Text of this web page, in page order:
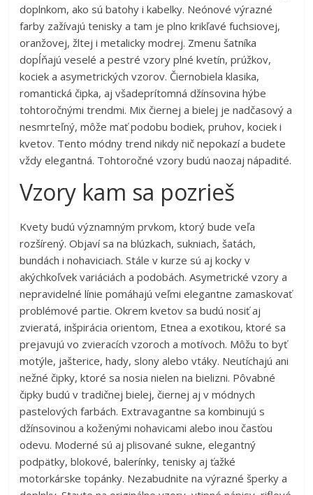
doplnkom, ako sú batohy i kabelky. Neónové výrazné
farby zažívajú tenisky a tam je plno krikľavé fuchsiovej,
oranžovej, žltej i metalicky modrej. Zmenu šatníka
dopĺňajú veselé a pestré vzory plné kvetín, prúžkov,
kociek a asymetrických vzorov. Čiernobiela klasika,
romantická čipka, aj všadeprítomná džínsovina hýbe
tohtoročnými trendmi. Mix čiernej a bielej je nadčasový a
nesmrteľný, môže mať podobu bodiek, pruhov, kociek i
kvetov. Tento módny trend nikdy nič nepokazí a budete
vždy elegantná. Tohtoročné vzory budú naozaj nápadité.
Vzory kam sa pozrieš
Kvety budú významným prvkom, ktorý bude veľa
rozšírený. Objaví sa na blúzkach, sukniach, šatách,
bundách i nohaviciach. Stále v kurze sú aj kocky v
akýchkoľvek variáciách a podobách. Asymetrické vzory a
nepravidelné línie pomáhajú veľmi elegantne zamaskovať
problémové partie. Okrem kvetov sa budú nosiť aj
zvieratá, inšpirácia orientom, Etnea a exotikou, ktoré sa
prejavujú vo zvieracích vzoroch a motívoch. Môžu to byť
motýle, jašterice, hady, slony alebo vtáky. Neutíchajú ani
nežné čipky, ktoré sa nosia nielen na bielizni. Pôvabné
čipky budú v tradičnej bielej, čiernej aj v módnych
pastelových farbách. Extravagantne sa kombinujú s
džínsovinou a koženými nohavicami alebo inou časťou
odevu. Moderné sú aj plisované sukne, elegantný
podpätky, blokové, balerínky, tenisky aj ťažké
motorkárske topánky. Nezabudnite na výrazné šperky a